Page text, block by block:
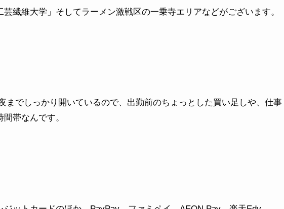
繊維大学」そしてラーメン激戦区の一乗寺エリアなどがございます。
までしっかり開いているので、出勤前のちょっとした買い足しや、仕事
帯なんです。